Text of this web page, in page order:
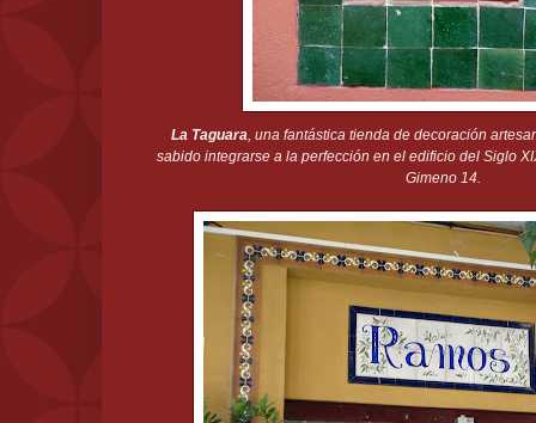
La Taguara, una fantástica tienda de decoración
sabido integrarse a la perfección en el edificio del Siglo
Gimeno 14.